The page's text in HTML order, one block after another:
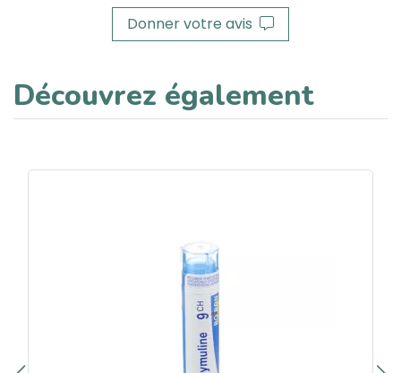
Donner votre avis
Découvrez également